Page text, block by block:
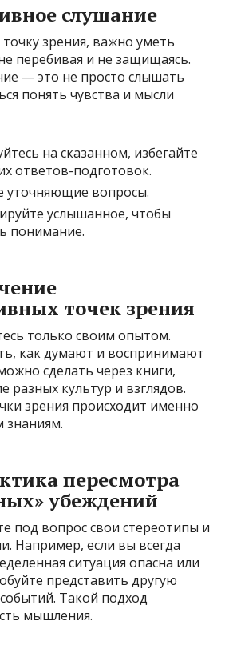
слушание
зрения, важно уметь
перебивая и не защищаясь.
— это не просто слышать
понять чувства и мысли
на сказанном, избегайте
ответов-подготовок.
уточняющие вопросы.
услышанное, чтобы
понимание.
точек зрения
только своим опытом.
как думают и воспринимают
сделать через книги,
разных культур и взглядов.
зрения происходит именно
знаниям.
пересмотра
убеждений
под вопрос свои стереотипы и
Например, если вы всегда
ситуация опасна или
представить другую
Такой подход
мышления.